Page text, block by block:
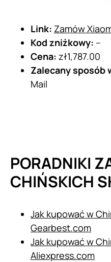
Link: Zamów
Kod zniżkowy: –
Cena: zł1,787.00
Zalecany sposób
Mail
PORADNIKI
CHIŃSKICH
Jak kupować w
Gearbest.com
Jak kupować w
Aliexpress.com